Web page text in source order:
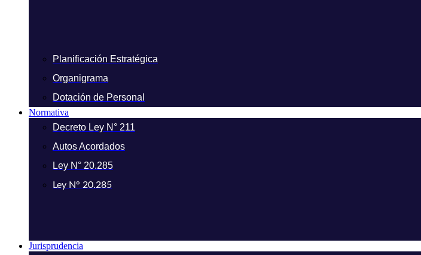
Planificación Estratégica
Organigrama
Dotación de Personal
Normativa
Decreto Ley N° 211
Autos Acordados
Ley N° 20.285
Ley N° 20.285
Jurisprudencia